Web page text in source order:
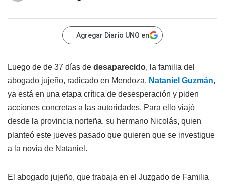
Agregar Diario UNO en
Luego de de 37 días de desaparecido, la familia del
abogado jujeño, radicado en Mendoza, Nataniel Guzmán,
ya está en una etapa crítica de desesperación y piden
acciones concretas a las autoridades. Para ello viajó
desde la provincia norteña, su hermano Nicolás, quien
planteó este jueves pasado que quieren que se investigue
a la novia de Nataniel.
El abogado jujeño, que trabaja en el Juzgado de Familia